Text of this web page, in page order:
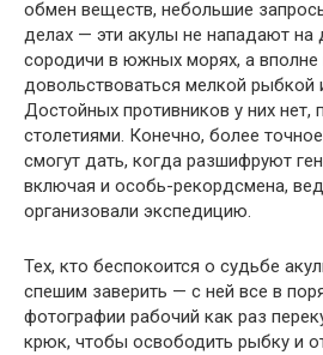
обмен веществ, небольшие
делах — эти акулы не нападают на
сородичи в южных морях, а вполне
довольствоваться мелкой рыбкой
Достойных противников у них нет,
столетиями. Конечно, более
смогут дать, когда разшифруют
включая и особь-рекордсмена,
организовали экспедицию.
Тех, кто беспокоится о судьбе
спешим заверить — с ней все в
фотографии рабочий как раз
крюк, чтобы освободить рыбку и